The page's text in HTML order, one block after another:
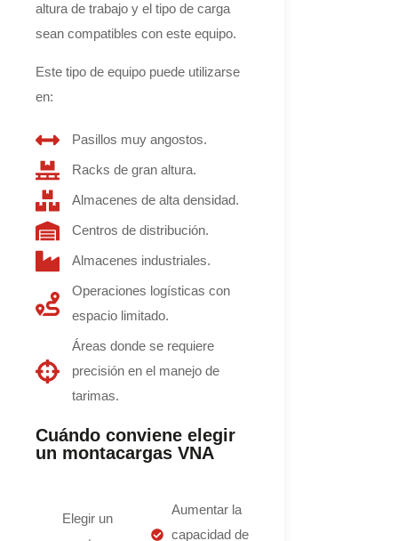
altura de trabajo y el tipo de carga
sean compatibles con este equipo.
Este tipo de equipo puede utilizarse
en:
Pasillos muy angostos.
Racks de gran altura.
Almacenes de alta densidad.
Centros de distribución.
Almacenes industriales.
Operaciones logísticas con
espacio limitado.
Áreas donde se requiere
precisión en el manejo de
tarimas.
Cuándo conviene elegir
un montacargas VNA
Elegir un
Aumentar la
capacidad de